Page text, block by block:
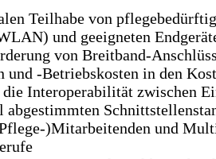
Teilhabe von
und geeigneten
von Breitband-
-Betriebskosten in den
Interoperabilität zwischen
)Mitarbeitenden und